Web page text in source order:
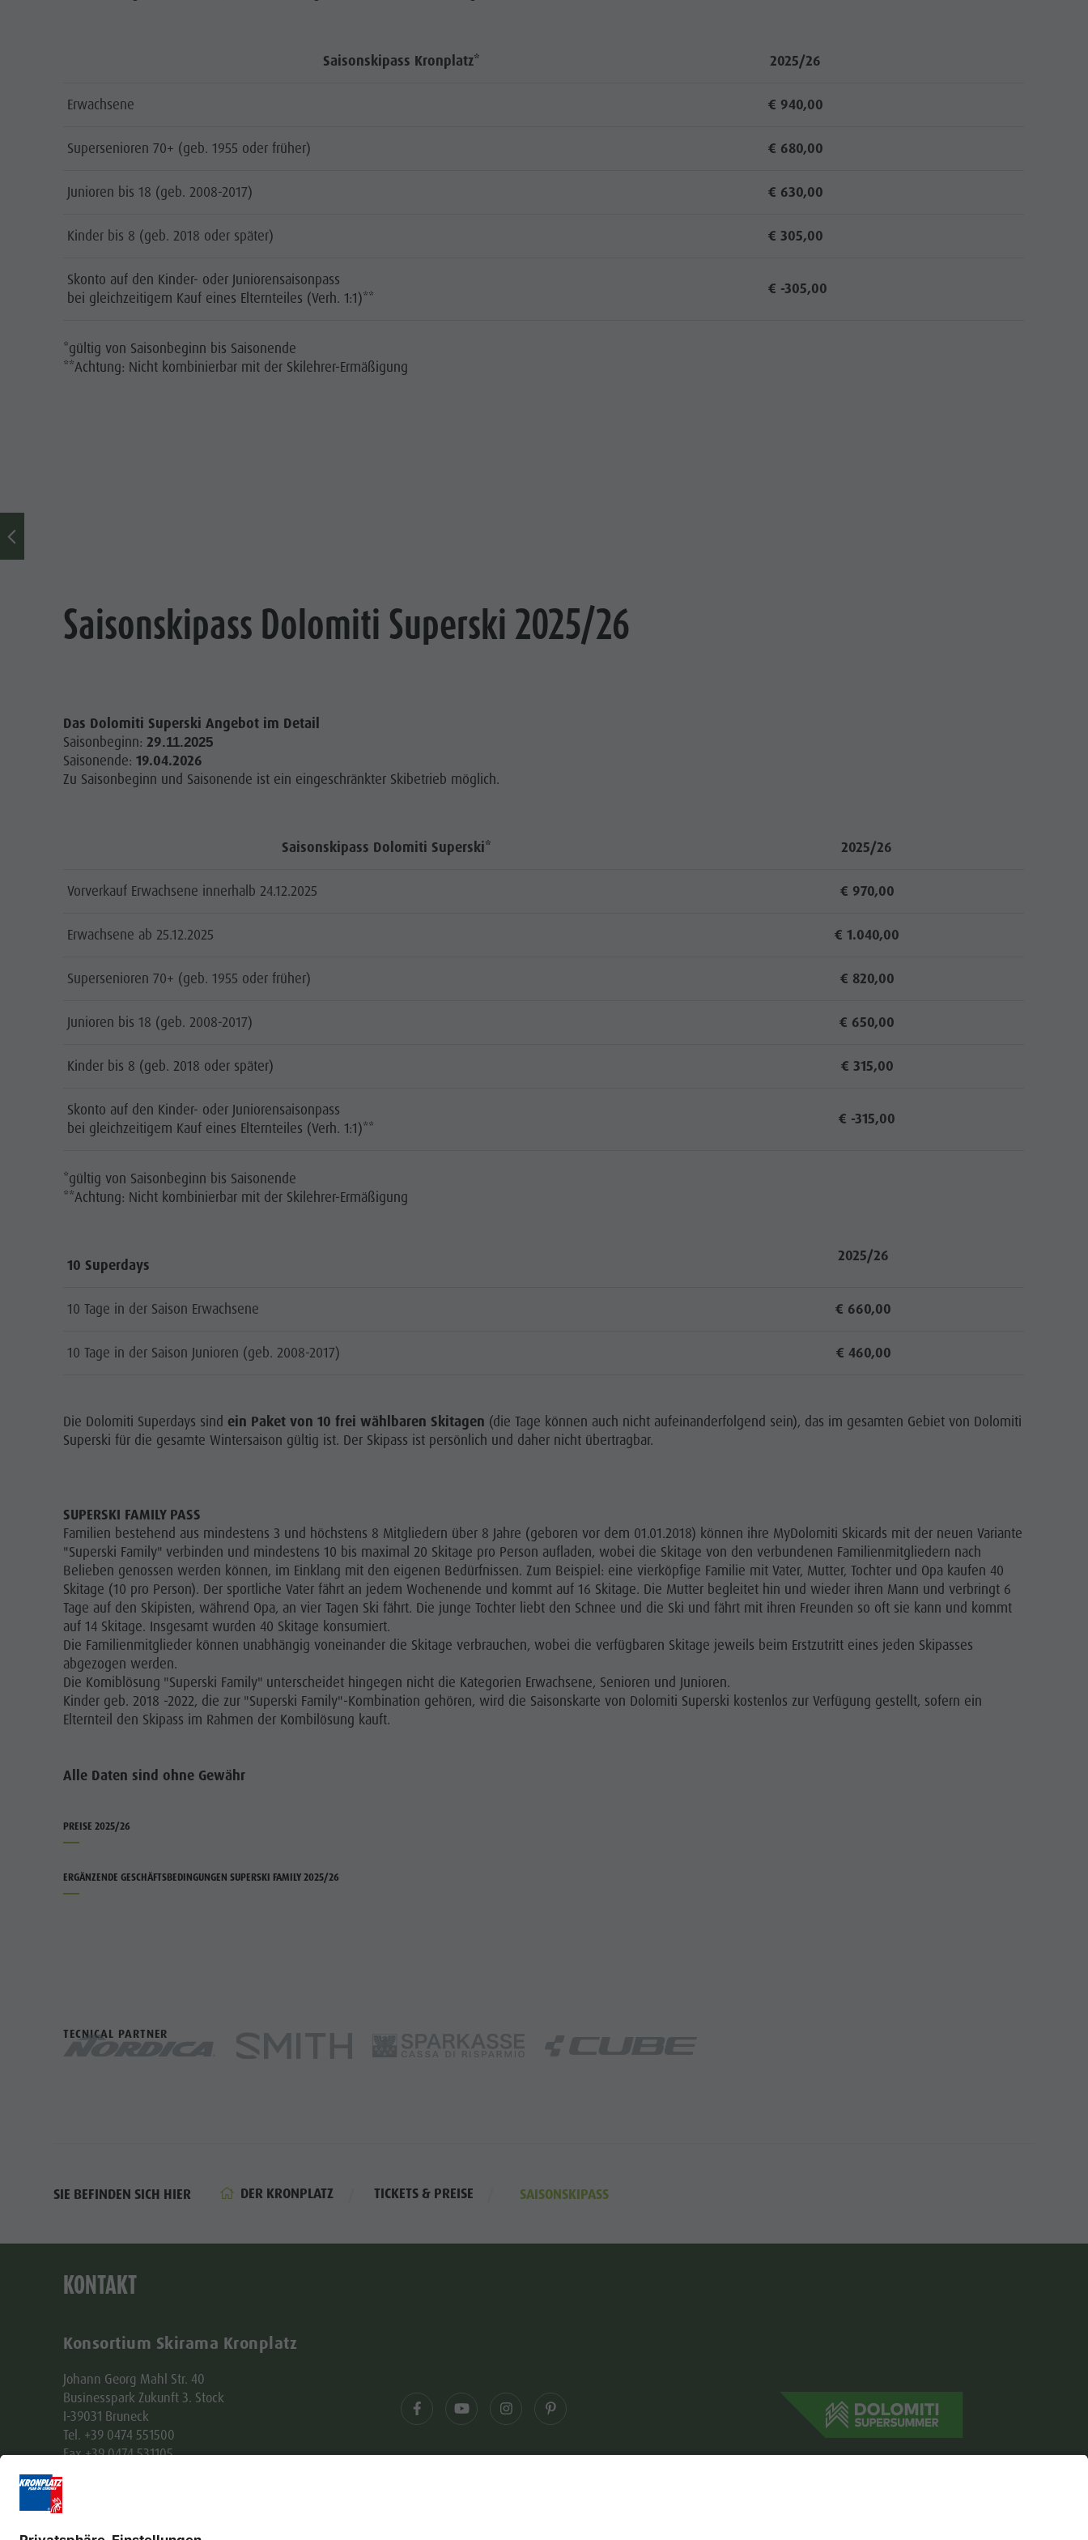
Dolomiti Supersummer
Saisonskipass Kronplatz* 2025/26
Erwachsene € 940,00
Supersenioren 70+ (geb. 1955 oder früher) € 680,00
Junioren bis 18 (geb. 2008-2017) € 630,00
Kinder bis 8 (geb. 2018 oder später) € 305,00
Skonto auf den Kinder- oder Juniorensaisonpass
bei gleichzeitigem Kauf eines Elternteiles (Verh. 1:1)**
€ -305,00
*gültig von Saisonbeginn bis Saisonende
**Achtung: Nicht kombinierbar mit der Skilehrer-Ermäßigung
Saisonskipass Dolomiti Superski 2025/26
Das Dolomiti Superski Angebot im Detail
Saisonbeginn:29.11.2025
Saisonende: 19.04.2026
Zu Saisonbeginn und Saisonende ist ein eingeschränkter Skibetrieb möglich.
Saisonskipass Dolomiti Superski* 2025/26
Vorverkauf Erwachsene innerhalb 24.12.2025 € 970,00
Erwachsene ab 25.12.2025 € 1.040,00
Supersenioren 70+ (geb. 1955 oder früher) € 820,00
Junioren bis 18 (geb. 2008-2017) € 650,00
Kinder bis 8 (geb. 2018 oder später) € 315,00
Skonto auf den Kinder- oder Juniorensaisonpass
bei gleichzeitigem Kauf eines Elternteiles (Verh. 1:1)**
€ -315,00
*gültig von Saisonbeginn bis Saisonende
**Achtung: Nicht kombinierbar mit der Skilehrer-Ermäßigung
10 Superdays
2025/26
10 Tage in der Saison Erwachsene € 660,00
10 Tage in der Saison Junioren (geb. 2008-2017) € 460,00
Die Dolomiti Superdays sind ein Paket von 10 frei wählbaren Skitagen (die Tage können auch nicht aufeinanderfolgend sein), das im gesamten Gebiet von Dolomiti
Superski für die gesamte Wintersaison gültig ist. Der Skipass ist persönlich und daher nicht übertragbar.
SUPERSKI FAMILY PASS
Familien bestehend aus mindestens 3 und höchstens 8 Mitgliedern über 8 Jahre (geboren vor dem 01.01.2018) können ihre MyDolomiti Skicards mit der neuen Variante
"Superski Family" verbinden und mindestens 10 bis maximal 20 Skitage pro Person aufladen, wobei die Skitage von den verbundenen Familienmitgliedern nach
Belieben genossen werden können, im Einklang mit den eigenen Bedürfnissen. Zum Beispiel: eine vierköpfige Familie mit Vater, Mutter, Tochter und Opa kaufen 40
Skitage (10 pro Person). Der sportliche Vater fährt an jedem Wochenende und kommt auf 16 Skitage. Die Mutter begleitet hin und wieder ihren Mann und verbringt 6
Tage auf den Skipisten, während Opa, an vier Tagen Ski fährt. Die junge Tochter liebt den Schnee und die Ski und fährt mit ihren Freunden so oft sie kann und kommt
auf 14 Skitage. Insgesamt wurden 40 Skitage konsumiert.
Die Familienmitglieder können unabhängig voneinander die Skitage verbrauchen, wobei die verfügbaren Skitage jeweils beim Erstzutritt eines jeden Skipasses
abgezogen werden.
Die Komiblösung "Superski Family" unterscheidet hingegen nicht die Kategorien Erwachsene, Senioren und Junioren.
Kinder geb. 2018 -2022, die zur "Superski Family"-Kombination gehören, wird die Saisonskarte von Dolomiti Superski kostenlos zur Verfügung gestellt, sofern ein
Elternteil den Skipass im Rahmen der Kombilösung kauft.
Alle Daten sind ohne Gewähr
PREISE 2025/26
ERGÄNZENDE GESCHÄFTSBEDINGUNGEN SUPERSKI FAMILY 2025/26
TECNICAL PARTNER
SIE BEFINDEN SICH HIER DER KRONPLATZ TICKETS & PREISE SAISONSKIPASS
KONTAKT
Konsortium Skirama Kronplatz
Johann Georg Mahl Str. 40
Businesspark Zukunft 3. Stock
I-39031 Bruneck
Tel. +39 0474 551500
Fax +39 0474 531105